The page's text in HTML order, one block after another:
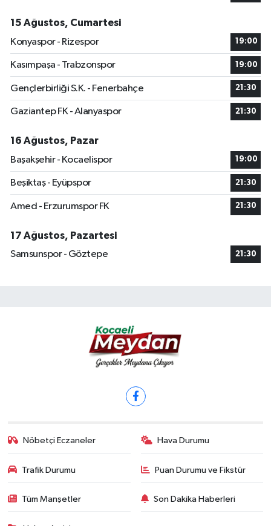
15 Ağustos, Cumartesi
Konyaspor - Rizespor
19:00
Kasımpaşa - Trabzonspor 19:00
Gençlerbirliği S.K. - Fenerbahçe 21:30
Gaziantep FK - Alanyaspor 21:30
16 Ağustos, Pazar
Başakşehir - Kocaelispor
19:00
Beşiktaş - Eyüpspor 21:30
Amed - Erzurumspor FK 21:30
17 Ağustos, Pazartesi
Samsunspor - Göztepe
21:30
Nöbetçi Eczaneler Hava Durumu
Trafik Durumu Puan Durumu ve Fikstür
Tüm Manşetler Son Dakika Haberleri